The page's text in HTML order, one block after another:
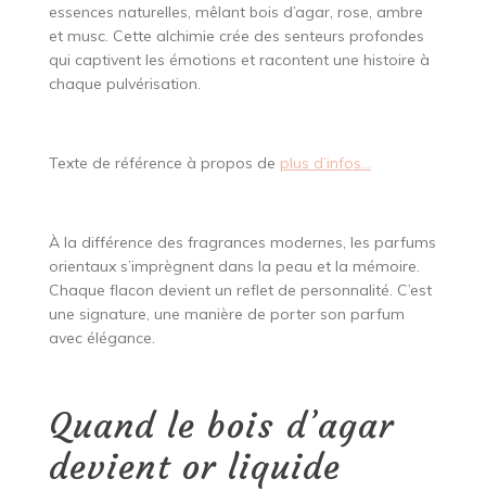
essences naturelles, mêlant bois d’agar, rose, ambre
et musc. Cette alchimie crée des senteurs profondes
qui captivent les émotions et racontent une histoire à
chaque pulvérisation.
Texte de référence à propos de plus d’infos…
À la différence des fragrances modernes, les parfums
orientaux s’imprègnent dans la peau et la mémoire.
Chaque flacon devient un reflet de personnalité. C’est
une signature, une manière de porter son parfum
avec élégance.
Quand le bois d’agar
devient or liquide